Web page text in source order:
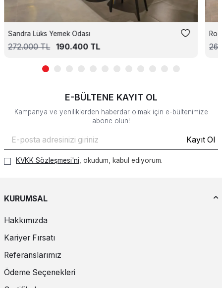
Sandra Lüks Yemek Odası
272.000TL 190.400TL
E-BÜLTENE KAYIT OL
Kampanya ve yeniliklerden haberdar olmak için e-bültenimize
abone olun!
Kayıt Ol
KVKK Sözleşmesi'ni, okudum, kabul ediyorum.
KURUMSAL
Hakkımızda
Kariyer Fırsatı
Referanslarımız
Ödeme Seçenekleri